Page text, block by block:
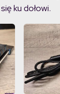
ku dołowi.